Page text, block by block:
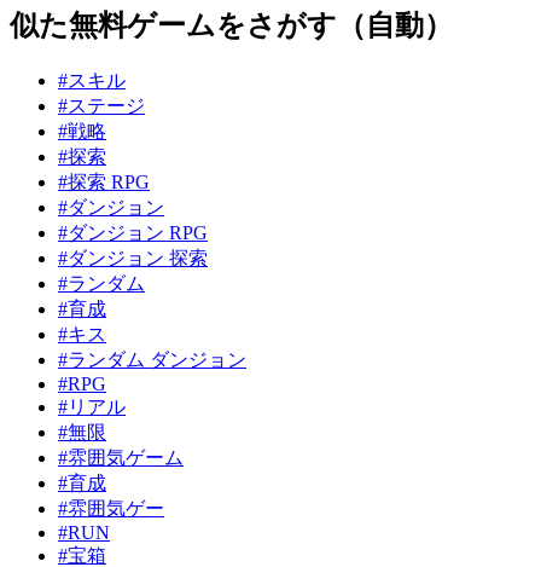
似た無料ゲームをさがす（自動）
#スキル
#ステージ
#戦略
#探索
#探索 RPG
#ダンジョン
#ダンジョン RPG
#ダンジョン 探索
#ランダム
#育成
#キス
#ランダム ダンジョン
#RPG
#リアル
#無限
#雰囲気ゲーム
#育成
#雰囲気ゲー
#RUN
#宝箱